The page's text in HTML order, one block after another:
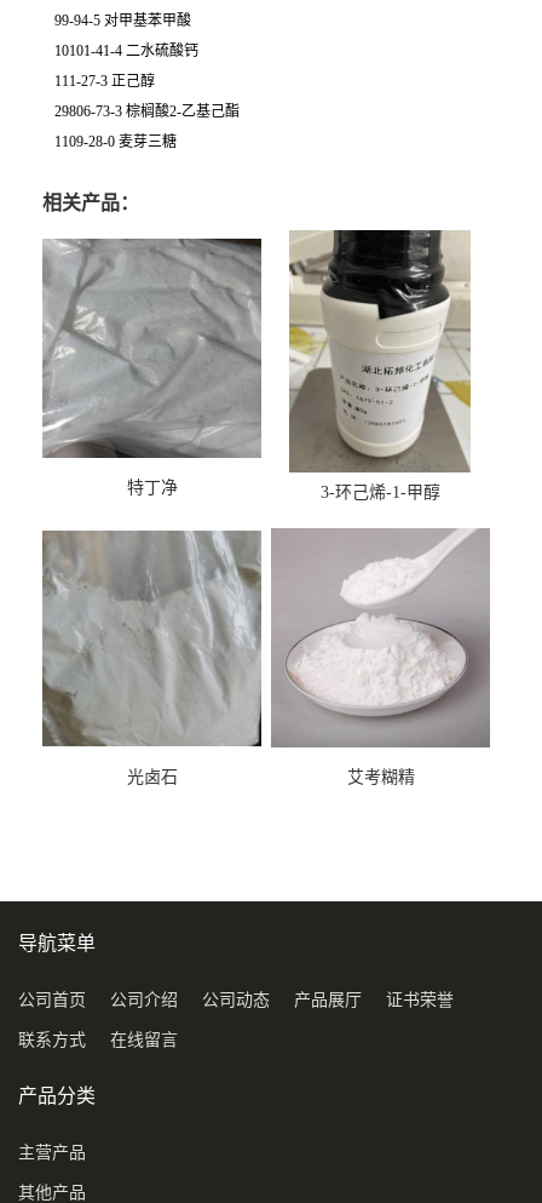
99-94-5 对甲基苯甲酸
10101-41-4 二水硫酸钙
111-27-3 正己醇
29806-73-3 棕榈酸2-乙基己酯
1109-28-0 麦芽三糖
相关产品：
特丁净 3-环己烯-1-甲醇
光卤石 艾考糊精
导航菜单
公司首页 公司介绍 公司动态 产品展厅 证书荣誉
联系方式 在线留言
产品分类
主营产品
其他产品